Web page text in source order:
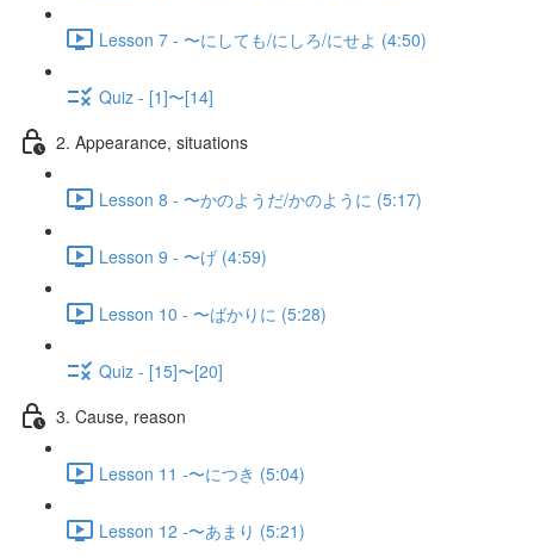
Lesson 7 - 〜にしても/にしろ/にせよ (4:50)
Quiz - [1]〜[14]
2. Appearance, situations
Lesson 8 - 〜かのようだ/かのように (5:17)
Lesson 9 - 〜げ (4:59)
Lesson 10 - 〜ばかりに (5:28)
Quiz - [15]〜[20]
3. Cause, reason
Lesson 11 -〜につき (5:04)
Lesson 12 -〜あまり (5:21)